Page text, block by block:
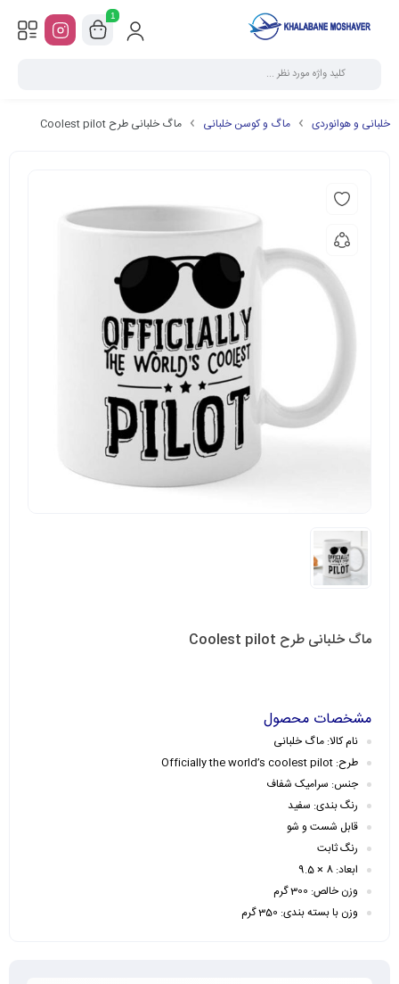
1
خلبانی و هوانوردی ماگ و کوسن خلبانی ماگ خلبانی طرح Coolest pilot
ماگ خلبانی طرح Coolest pilot
مشخصات محصول
نام کالا: ماگ خلبانی
طرح: Officially the world’s coolest pilot
جنس: سرامیک شفاف
رنگ بندی: سفید
قابل شست و شو
رنگ ثابت
ابعاد: 8 × 9.5
وزن خالص: 300 گرم
وزن با بسته بندی: 350 گرم